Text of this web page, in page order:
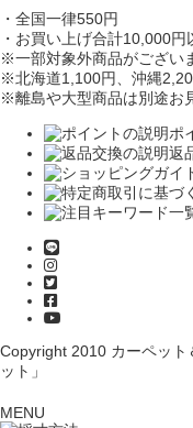
・全国一律550円
・お買い上げ合計10,000円
※一部対象外商品がござい
※北海道1,100円、沖縄
※離島や大型商品は別途お
ポ
返
Copyright 2010 カーペット
ット」
MENU